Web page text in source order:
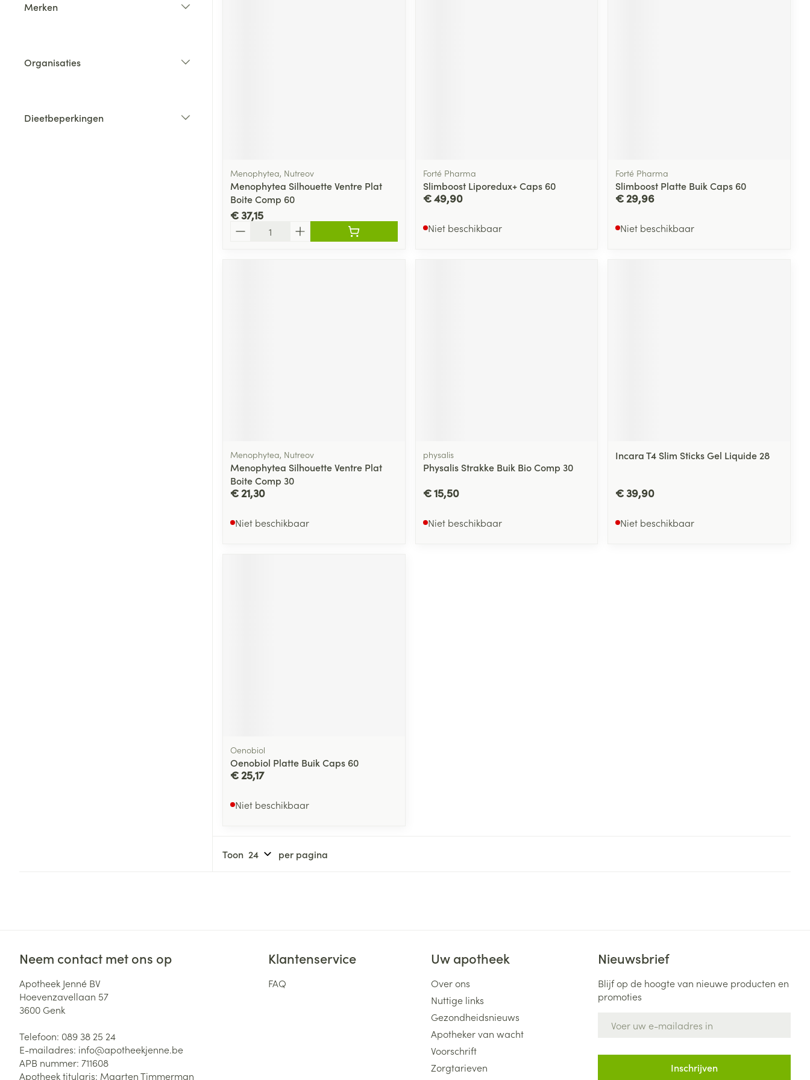
Merken
Organisaties
Dieetbeperkingen
Menophytea, Nutreov
Menophytea Silhouette Ventre Plat
Boite Comp 60
€ 37,15
Forté Pharma
Slimboost Liporedux+ Caps 60
€ 49,90
Niet beschikbaar
Forté Pharma
Slimboost Platte Buik Caps 60
€ 29,96
Niet beschikbaar
Menophytea, Nutreov
Menophytea Silhouette Ventre Plat
Boite Comp 30
€ 21,30
Niet beschikbaar
physalis
Physalis Strakke Buik Bio Comp 30
€ 15,50
Niet beschikbaar
Incara T4 Slim Sticks Gel Liquide 28
€ 39,90
Niet beschikbaar
Oenobiol
Oenobiol Platte Buik Caps 60
€ 25,17
Niet beschikbaar
Toon per pagina
Neem contact met ons op
Apotheek Jenné BV
Hoevenzavellaan 57
3600 Genk
Telefoon: 089 38 25 24
E-mailadres: info@apotheekjenne.be
APB nummer: 711608
Apotheek titularis: Maarten Timmerman
Klantenservice
FAQ
Uw apotheek
Over ons
Nuttige links
Gezondheidsnieuws
Apotheker van wacht
Voorschrift
Zorgtarieven
Nieuwsbrief
Blijf op de hoogte van nieuwe producten en
promoties
Inschrijven